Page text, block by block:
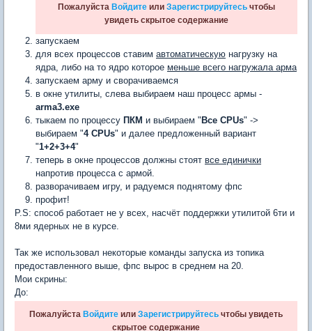
Пожалуйста Войдите или Зарегистрируйтесь чтобы
увидеть скрытое содержание
запускаем
для всех процессов ставим автоматическую нагрузку на
ядра, либо на то ядро которое меньше всего нагружала арма
запускаем арму и сворачиваемся
в окне утилиты, слева выбираем наш процесс армы -
arma3.exe
тыкаем по процессу ПКМ и выбираем " Все CPUs" ->
выбираем "4 CPUs" и далее предложенный вариант
"1+2+3+4"
теперь в окне процессов должны стоят все единички
напротив процесса с армой.
разворачиваем игру, и радуемся поднятому фпс
профит!
P.S: способ работает не у всех, насчёт поддержки утилитой 6ти и
8ми ядерных не в курсе.
Так же использовал некоторые команды запуска из топика
предоставленного выше, фпс вырос в среднем на 20.
Мои скрины:
До:
Пожалуйста Войдите или Зарегистрируйтесь чтобы увидеть
скрытое содержание